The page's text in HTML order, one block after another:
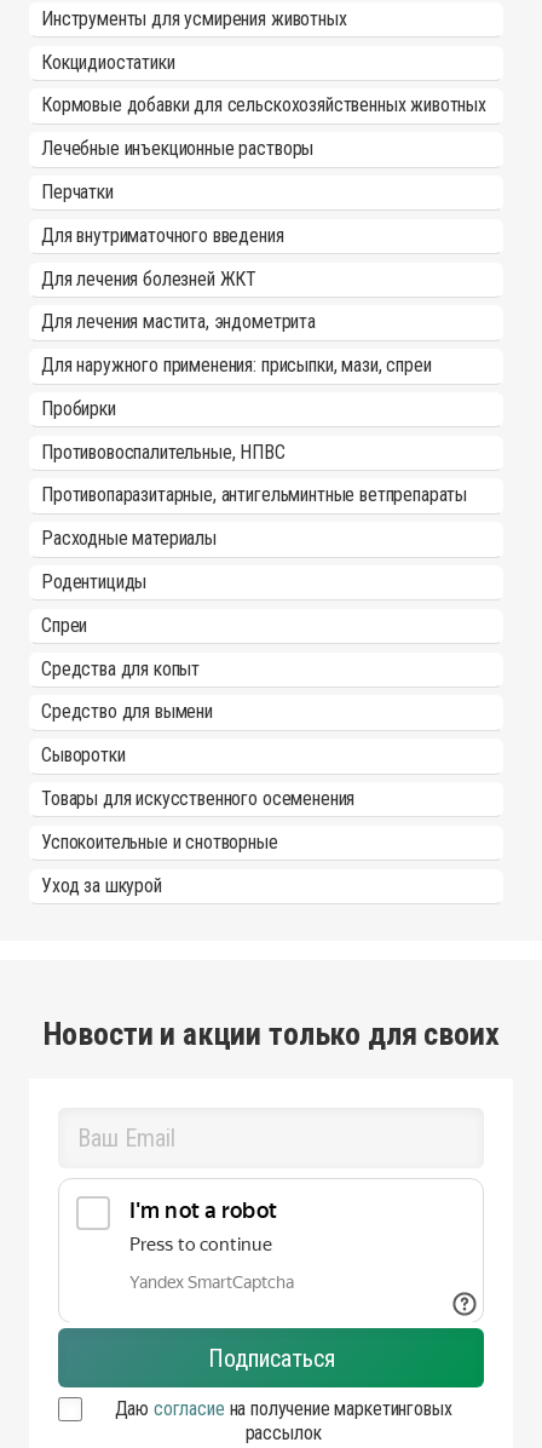
Инструменты для усмирения животных
Кокцидиостатики
Кормовые добавки для сельскохозяйственных животных
Лечебные инъекционные растворы
Перчатки
Для внутриматочного введения
Для лечения болезней ЖКТ
Для лечения мастита, эндометрита
Для наружного применения: присыпки, мази, спреи
Пробирки
Противовоспалительные, НПВС
Противопаразитарные, антигельминтные ветпрепараты
Расходные материалы
Родентициды
Спреи
Средства для копыт
Средство для вымени
Сыворотки
Товары для искусственного осеменения
Успокоительные и снотворные
Уход за шкурой
Новости и акции только для своих
Даю согласие на получение маркетинговых
рассылок